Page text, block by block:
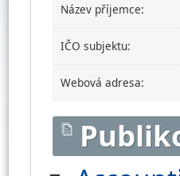
Název příjemce:
IČO subjektu:
Webová adresa: